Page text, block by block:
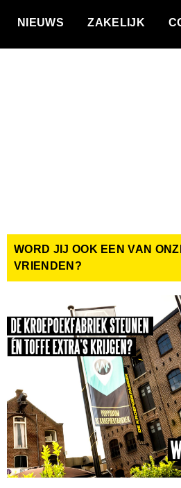
NIEUWS ZAKELIJK
WORD JIJ OOK EEN VAN
VRIENDEN?